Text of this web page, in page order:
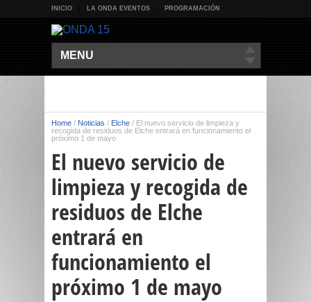
INICIO LA ONDA EVENTOS PROGRAMACIÓN
MENU
Home / Noticias / Elche / El nuevo servicio de limpieza y
recogida de residuos de Elche entrará en funcionamiento el
próximo 1 de mayo
El nuevo servicio de
limpieza y recogida de
residuos de Elche
entrará en
funcionamiento el
próximo 1 de mayo